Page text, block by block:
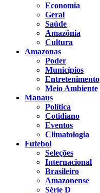
Economia
Geral
Saúde
Amazônia
Cultura
Amazonas
Poder
Municípios
Entretenimento
Meio Ambiente
Manaus
Política
Cotidiano
Eventos
Climatologia
Futebol
Seleções
Internacional
Brasileiro
Amazonense
Série D